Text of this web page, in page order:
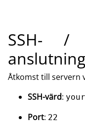
SSH- /
anslutning
Åtkomst till servern
SSH-värd:
Port: 22